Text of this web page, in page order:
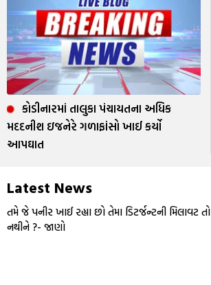
કોડીનારમાં તાલુકા પંચાયતના અધિક
મદદનીશ ઇજનેરે ગળાફાંસો ખાઈ કર્યો
આપઘાત
Latest News
તમે જે પનીર ખાઈ રહ્યા છો તેમા ડિટર્જન્ટની મિલાવટ તો
નથીને ?- જાણો